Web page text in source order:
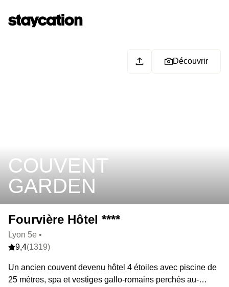
COUVENT
GARDEN
Découvrir
Fourvière Hôtel ****
Lyon 5e •
9,4(1319)
Un ancien couvent devenu hôtel 4 étoiles avec piscine de
25 mètres, spa et vestiges gallo-romains perchés au-